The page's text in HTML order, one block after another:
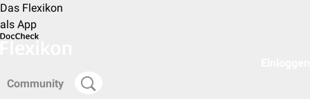
Das Flexikon
als App
Community